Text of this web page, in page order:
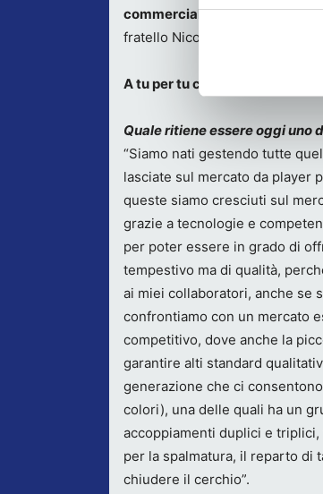
commerciale Z Dueche ha
fratello Nicola, responsabile
A tu per tu con Massimo
Quale ritiene essere oggi uno
“Siamo nati gestendo tutte
lasciate sul mercato da player
queste siamo cresciuti sul
grazie a tecnologie e
per poter essere in grado di
tempestivo ma di qualità,
ai miei collaboratori, anche se
confrontiamo con un mercato
competitivo, dove anche la
garantire alti standard
generazione che ci
colori), una delle quali ha un
accoppiamenti duplici e
per la spalmatura, il reparto di
chiudere il cerchio”.